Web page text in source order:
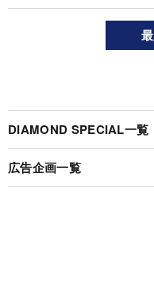
DIAMOND SPECIAL一覧
広告企画一覧